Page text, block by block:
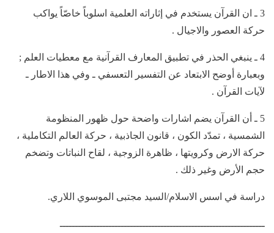
3 ـ ان القرآن يستخدم في إثاراته العلمية اسلوباً خاصّاً يواكب
حركة العصور والاجيال .
4 ـ ينبغي الحذر في تطبيق المعارف القرآنية مع معطيات العلم ;
وبعبارة أوضح الابتعاد عن التفسير التعسفي ـ وفي هذا الاطار ـ
لآيات القرآن .
5 ـ أن القرآن يضم اشارات واضحة حول ظهور المنظومة
الشمسية ، تمدّد الكون ، قانون الجاذبية ، حركة العالم التكاملية ،
حركة الارض وكرويتها ، ظاهرة الزوجية ، لقاح النباتات وتضخم
حجم الأرض وغير ذلك .
دراسة في اسس الاسلام/السيد مجتبى الموسوي اللاري.
ـــــــــــــــــــــــــــــــــــــــــــــــــــــــــــــــــــ